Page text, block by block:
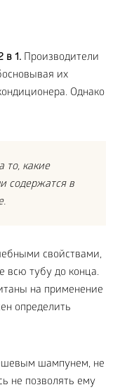
в 1. Производители
их
Однако
то, какие
содержатся в
свойствами,
всю тубу до конца.
на применение
определить
шампунем, не
не позволять ему